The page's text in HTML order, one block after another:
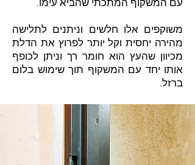
עם המשקוף המתכתי שהביא עימו.
משוקפים אלו חלשים וניתנים לתלישה
מהירה יחסית וקל יותר לפרוץ את הדלת
מכיוון שהעץ הוא חומר רך וניתן לכופף
אותו יחד עם המשקוף תוך שימוש בלום
ברזל.